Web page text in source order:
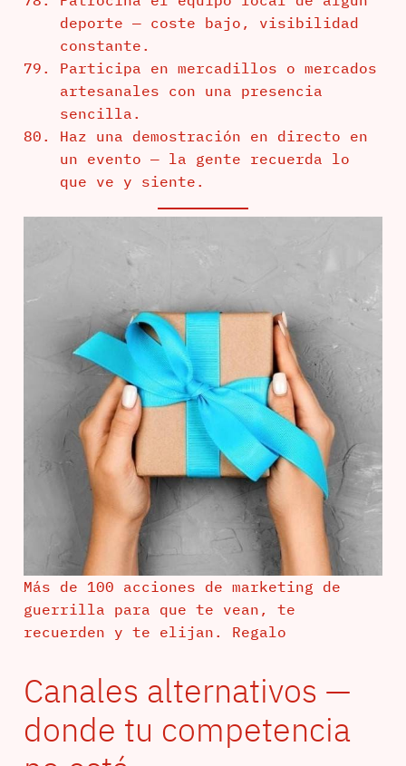
deporte — coste bajo, visibilidad
constante.
Participa en mercadillos o mercados
artesanales con una presencia
sencilla.
Haz una demostración en directo en
un evento — la gente recuerda lo
que ve y siente.
Más de 100 acciones de marketing de
guerrilla para que te vean, te
recuerden y te elijan. Regalo
Canales alternativos —
donde tu competencia